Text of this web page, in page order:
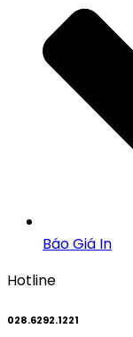
Báo Giá In
Hotline
028.6292.1221